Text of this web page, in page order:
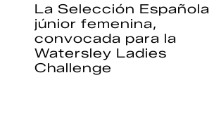
La Selección Española
júnior femenina,
convocada para la
Watersley Ladies
Challenge